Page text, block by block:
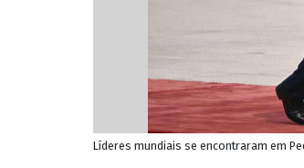
Líderes mundiais se encontraram em